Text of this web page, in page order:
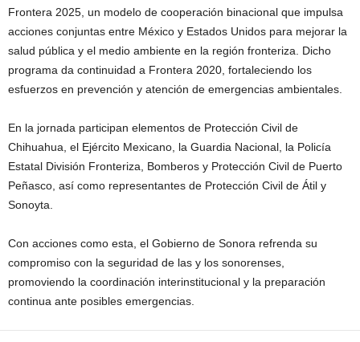
Frontera 2025, un modelo de cooperación binacional que impulsa
acciones conjuntas entre México y Estados Unidos para mejorar la
salud pública y el medio ambiente en la región fronteriza. Dicho
programa da continuidad a Frontera 2020, fortaleciendo los
esfuerzos en prevención y atención de emergencias ambientales.
En la jornada participan elementos de Protección Civil de
Chihuahua, el Ejército Mexicano, la Guardia Nacional, la Policía
Estatal División Fronteriza, Bomberos y Protección Civil de Puerto
Peñasco, así como representantes de Protección Civil de Átil y
Sonoyta.
Con acciones como esta, el Gobierno de Sonora refrenda su
compromiso con la seguridad de las y los sonorenses,
promoviendo la coordinación interinstitucional y la preparación
continua ante posibles emergencias.